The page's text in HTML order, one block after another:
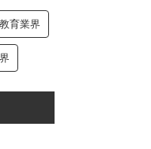
教育業界